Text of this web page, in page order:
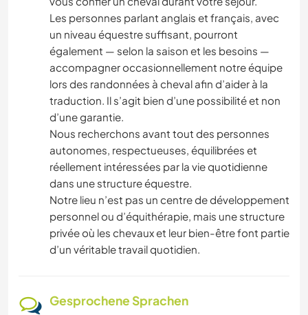
Les personnes parlant anglais et français, avec
un niveau équestre suffisant, pourront
également — selon la saison et les besoins —
accompagner occasionnellement notre équipe
lors des randonnées à cheval afin d’aider à la
traduction. Il s’agit bien d’une possibilité et non
d’une garantie.
Nous recherchons avant tout des personnes
autonomes, respectueuses, équilibrées et
réellement intéressées par la vie quotidienne
dans une structure équestre.
Notre lieu n’est pas un centre de développement
personnel ou d’équithérapie, mais une structure
privée où les chevaux et leur bien-être font partie
d’un véritable travail quotidien.
Gesprochene Sprachen